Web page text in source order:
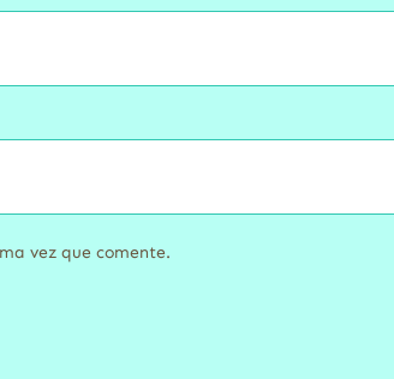
vez que comente.